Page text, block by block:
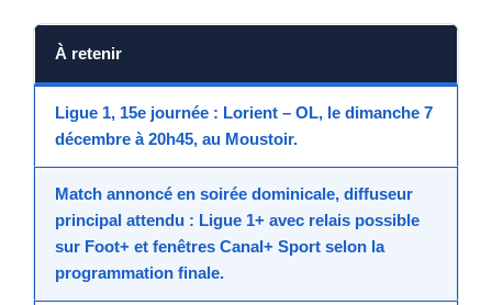
À retenir
Ligue 1, 15e journée : Lorient – OL, le dimanche 7
décembre à 20h45, au Moustoir.
Match annoncé en soirée dominicale, diffuseur
principal attendu : Ligue 1+ avec relais possible
sur Foot+ et fenêtres Canal+ Sport selon la
programmation finale.